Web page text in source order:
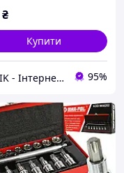
₴
Купити
FORIK - Інтернет гіпермаркет 95%